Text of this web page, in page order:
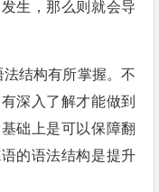
生，那么则就会导
结构有所掌握。不
深入了解才能做到
础上是可以保障翻
的语法结构是提升